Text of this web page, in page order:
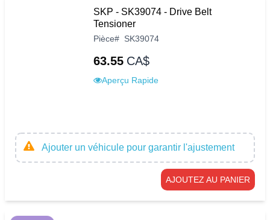
SKP - SK39074 - Drive Belt
Tensioner
Pièce# SK39074
63.55 CA$
Aperçu Rapide
Ajouter un véhicule pour garantir l'ajustement
AJOUTEZ AU PANIER